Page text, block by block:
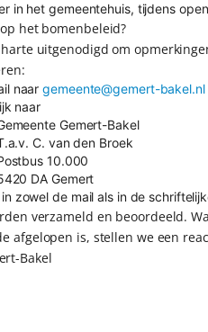
in het gemeentehuis, tijdens
het bomenbeleid?
uitgenodigd om
naargemeente@gemert-bakel.nl
naar
Gemert-Bakel
C. van den Broek
10.000
DA Gemert
zowel de mail als in de
verzameld en beoordeeld.
afgelopen is, stellen we een
Bakel